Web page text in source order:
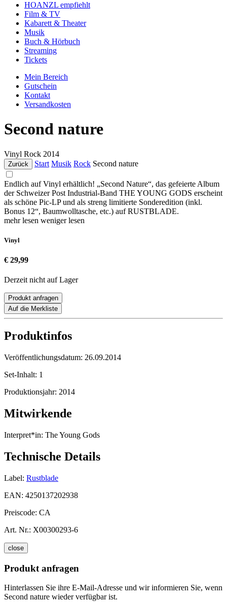
HOANZL empfiehlt
Film & TV
Kabarett & Theater
Musik
Buch & Hörbuch
Streaming
Tickets
Mein Bereich
Gutschein
Kontakt
Versandkosten
Second nature
Vinyl Rock 2014
Zurück Start Musik Rock Second nature
Endlich auf Vinyl erhältlich! „Second Nature“, das gefeierte Album
der Schweizer Post Industrial-Band THE YOUNG GODS erscheint
als schöne Pic-LP und als streng limitierte Sonderedition (inkl.
Bonus 12“, Baumwolltasche, etc.) auf RUSTBLADE.
mehr lesen weniger lesen
Vinyl
€ 29,99
Derzeit nicht auf Lager
Produkt anfragen
Auf die Merkliste
Produktinfos
Veröffentlichungsdatum: 26.09.2014
Set-Inhalt: 1
Produktionsjahr: 2014
Mitwirkende
Interpret*in: The Young Gods
Technische Details
Label: Rustblade
EAN: 4250137202938
Preiscode: CA
Art. Nr.: X00300293-6
close
Produkt anfragen
Hinterlassen Sie ihre E-Mail-Adresse und wir informieren Sie, wenn
Second nature wieder verfügbar ist.